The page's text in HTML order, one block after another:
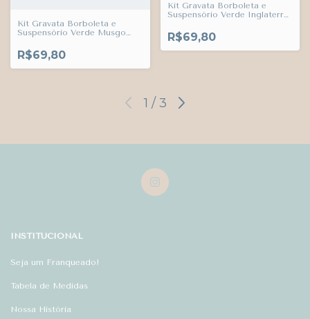
Kit Gravata Borboleta e
Suspensório Verde Musgo
Índigo Trend
R$69,80
Kit Gravata Borboleta e
Suspensório Verde Inglaterra
Índigo Trend
R$69,80
1 / 3
INSTITUCIONAL
Seja um Franqueado!
Tabela de Medidas
Nossa História